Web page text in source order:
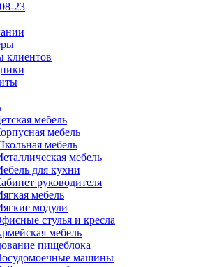
23
клиентов
мебель
мебель
мебель
мебель
для кухни
руководителя
мебель
модули
стулья и кресла
мебель
пищеблока
машины